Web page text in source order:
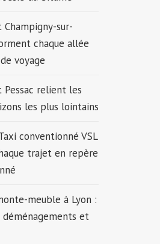
Champigny-sur-
chaque allée
voyage
Pessac relient les
les plus lointains
conventionné VSL
trajet en repère
meuble à Lyon :
et